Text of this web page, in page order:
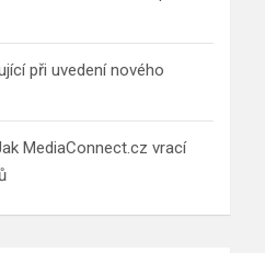
při uvedení nového
MediaConnect.cz vrací